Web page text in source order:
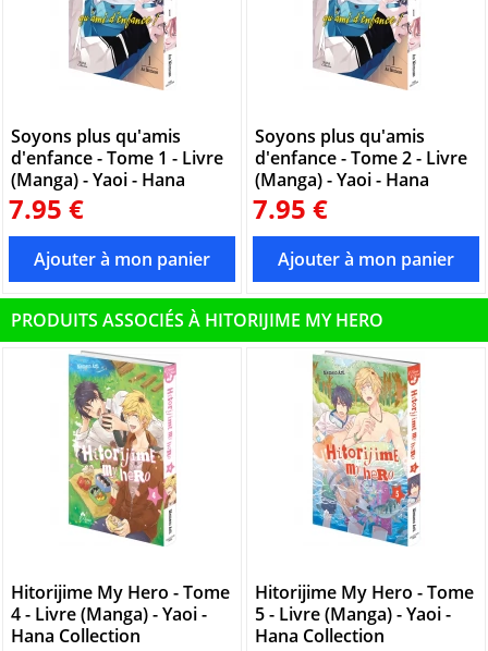
Soyons plus qu'amis
d'enfance - Tome 1 - Livre
(Manga) - Yaoi - Hana
7.95 €
Soyons plus qu'amis
d'enfance - Tome 2 - Livre
(Manga) - Yaoi - Hana
7.95 €
PRODUITS ASSOCIÉS À HITORIJIME MY HERO
Hitorijime My Hero - Tome
4 - Livre (Manga) - Yaoi -
Hana Collection
Hitorijime My Hero - Tome
5 - Livre (Manga) - Yaoi -
Hana Collection